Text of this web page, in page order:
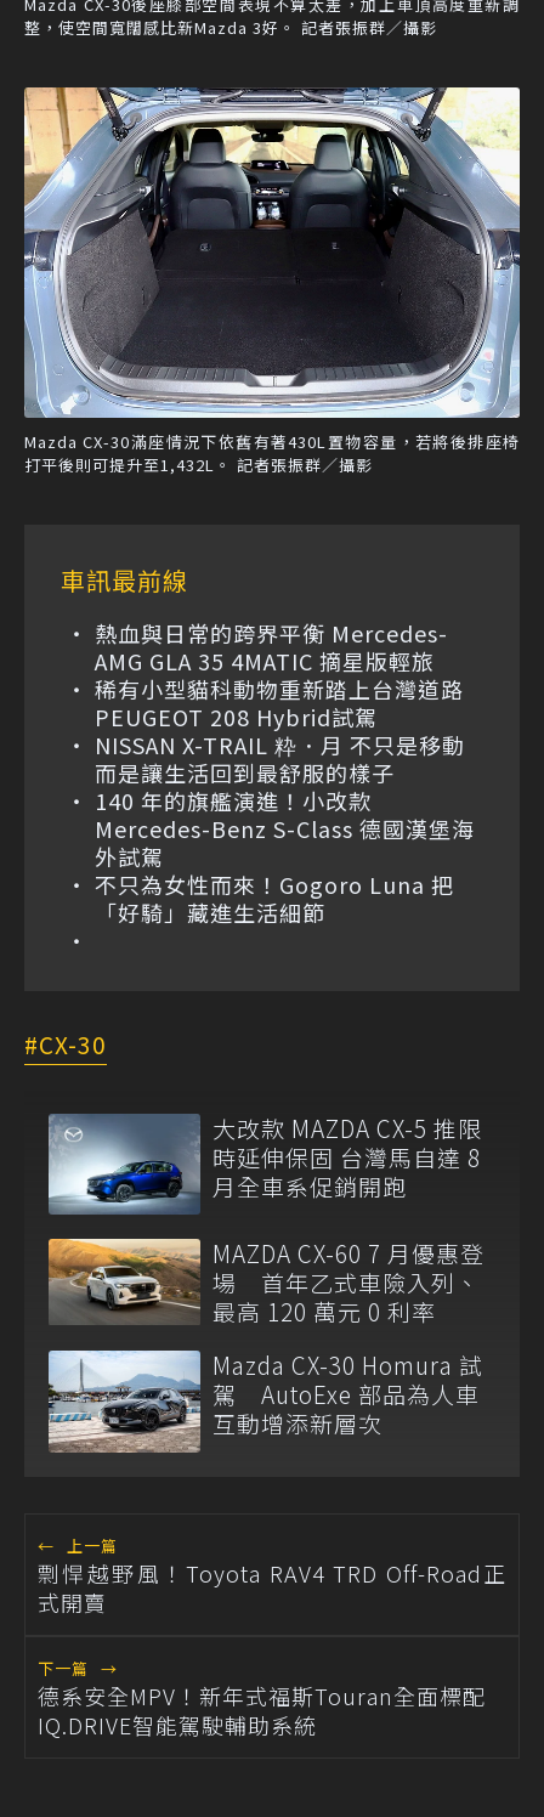
整，使空間寬闊感比新Mazda 3好。 記者張振群／攝影
Mazda CX-30滿座情況下依舊有著430L置物容量，若將後排座椅
打平後則可提升至1,432L。 記者張振群／攝影
車訊最前線
熱血與日常的跨界平衡 Mercedes-
AMG GLA 35 4MATIC 摘星版輕旅
稀有小型貓科動物重新踏上台灣道路
PEUGEOT 208 Hybrid試駕
NISSAN X-TRAIL 粋．月 不只是移動
而是讓生活回到最舒服的樣子
140 年的旗艦演進！小改款
Mercedes-Benz S-Class 德國漢堡海
外試駕
不只為女性而來！Gogoro Luna 把
「好騎」藏進生活細節
CX-30
大改款 MAZDA CX-5 推限
時延伸保固 台灣馬自達 8
月全車系促銷開跑
MAZDA CX-60 7 月優惠登
場 首年乙式車險入列、
最高 120 萬元 0 利率
Mazda CX-30 Homura 試
駕 AutoExe 部品為人車
互動增添新層次
← 上一篇
剽悍越野風！Toyota RAV4 TRD Off-Road正
式開賣
下一篇 →
德系安全MPV！新年式福斯Touran全面標配
IQ.DRIVE智能駕駛輔助系統